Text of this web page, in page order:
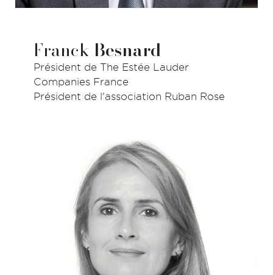
Franck Besnard
Président de The Estée Lauder
Companies France
Président de l'association Ruban Rose